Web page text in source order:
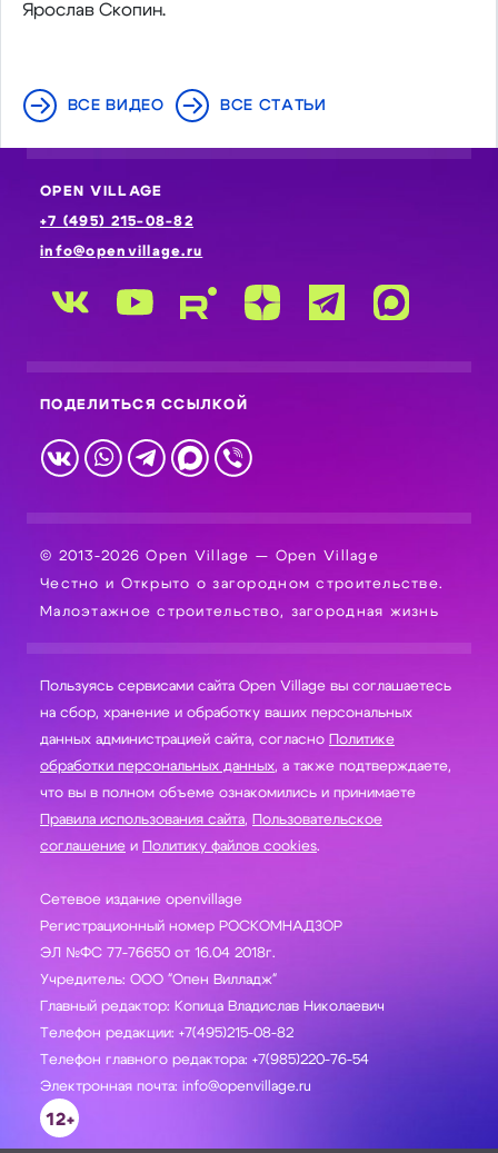
Ярослав Скопин.
ВСЕ ВИДЕО ВСЕ СТАТЬИ
OPEN VILLAGE
+7 (495) 215-08-82
info@openvillage.ru
ПОДЕЛИТЬСЯ ССЫЛКОЙ
© 2013-2026 Open Village — Open Village
Честно и Открыто о загородном строительстве.
Малоэтажное строительство, загородная жизнь
Пользуясь сервисами сайта Open Village вы соглашаетесь
на сбор, хранение и обработку ваших персональных
данных администрацией сайта, согласно Политике
обработки персональных данных, а также подтверждаете,
что вы в полном объеме ознакомились и принимаете
Правила использования сайта, Пользовательское
соглашение и Политику файлов cookies.
Сетевое издание openvillage
Регистрационный номер РОСКОМНАДЗОР
ЭЛ №ФС 77-76650 от 16.04 2018г.
Учредитель: ООО "Опен Вилладж"
Главный редактор: Копица Владислав Николаевич
Телефон редакции: +7(495)215-08-82
Телефон главного редактора: +7(985)220-76-54
Электронная почта: info@openvillage.ru
12+